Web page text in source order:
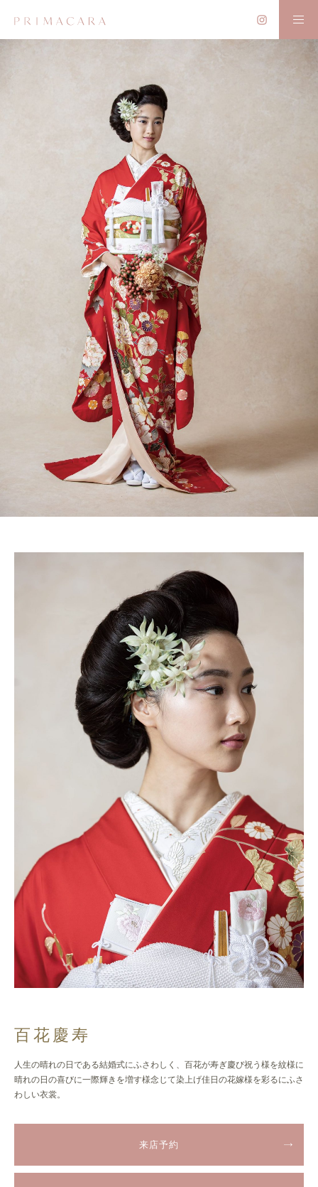
百花慶寿
人生の晴れの日である結婚式にふさわしく、百花が寿ぎ慶び祝う様を紋様に
晴れの日の喜びに一際輝きを増す様念じて染上げ佳日の花嫁様を彩るにふさ
わしい衣裳。
来店予約